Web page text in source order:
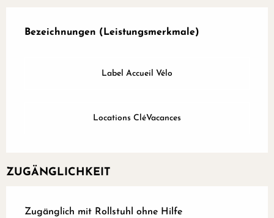
Bezeichnungen (Leistungsmerkmale)
Bezeichnungen (Leistungsmerkmale)
Label Accueil Vélo
Locations CléVacances
ZUGÄNGLICHKEIT
Zugänglich mit Rollstuhl ohne Hilfe